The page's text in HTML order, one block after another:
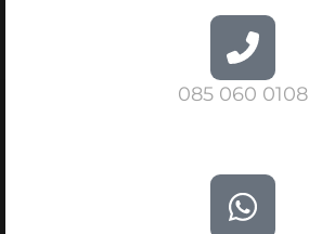
085 060 0108